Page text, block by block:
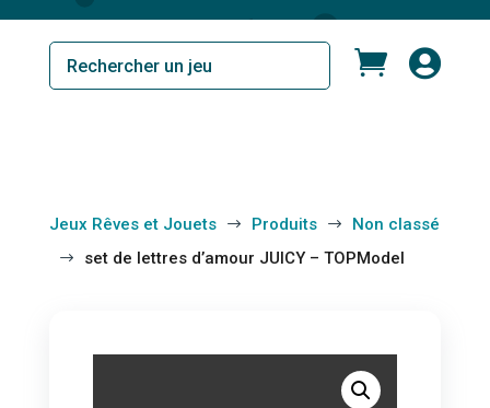
 
Jeux Rêves et Jouets $ Produits $ Non classé
$ set de lettres d’amour JUICY – TOPModel